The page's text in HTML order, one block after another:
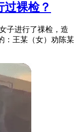
裸检？
子进行了祼检，造
：王某（女）劝陈某